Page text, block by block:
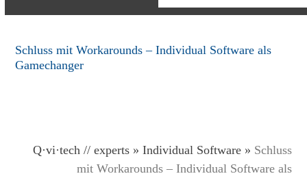
Schluss mit Workarounds – Individual Software als
Gamechanger
Q·vi·tech // experts» Individual Software» Schluss
mit Workarounds – Individual Software als